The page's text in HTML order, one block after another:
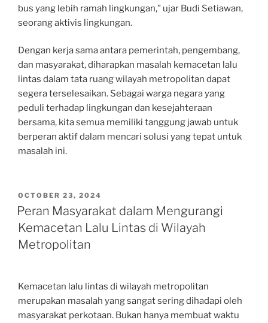
bus yang lebih ramah lingkungan,” ujar Budi Setiawan,
seorang aktivis lingkungan.
Dengan kerja sama antara pemerintah, pengembang,
dan masyarakat, diharapkan masalah kemacetan lalu
lintas dalam tata ruang wilayah metropolitan dapat
segera terselesaikan. Sebagai warga negara yang
peduli terhadap lingkungan dan kesejahteraan
bersama, kita semua memiliki tanggung jawab untuk
berperan aktif dalam mencari solusi yang tepat untuk
masalah ini.
POSTED
ON
OCTOBER 23, 2024
Peran Masyarakat dalam Mengurangi
Kemacetan Lalu Lintas di Wilayah
Metropolitan
Kemacetan lalu lintas di wilayah metropolitan
merupakan masalah yang sangat sering dihadapi oleh
masyarakat perkotaan. Bukan hanya membuat waktu